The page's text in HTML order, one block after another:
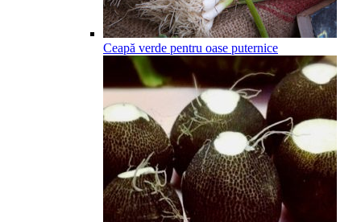
Ceapă verde pentru oase puternice